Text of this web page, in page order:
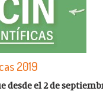
2019
el 2 de